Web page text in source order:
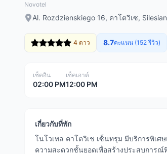
Novotel
Al. Rozdzienskiego 16, คาโตวิเซ,
4 ดาว 8.7คะแนน (152 รีวิว)
เช็คอิน
02:00 PM
เช็คเอาต์
12:00 PM
เกี่ยวกับที่พัก
โนโวเทล คาโตวิเช เซ็นทรุม มีบริการพิเศ
ความสะดวกชั้นยอดเพื่อสร้างประสบการณ์